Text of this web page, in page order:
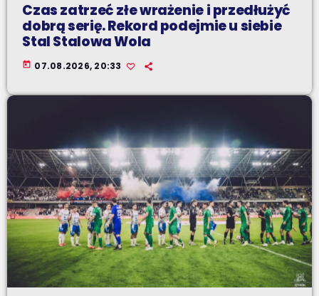
Czas zatrzeć złe wrażenie i przedłużyć
dobrą serię. Rekord podejmie u siebie
Stal Stalowa Wola
today 07.08.2026, 20:33